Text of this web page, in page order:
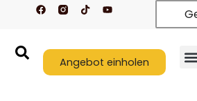
F
a
o
k
T
i
k
Y
o
b
e
Angebot einholen